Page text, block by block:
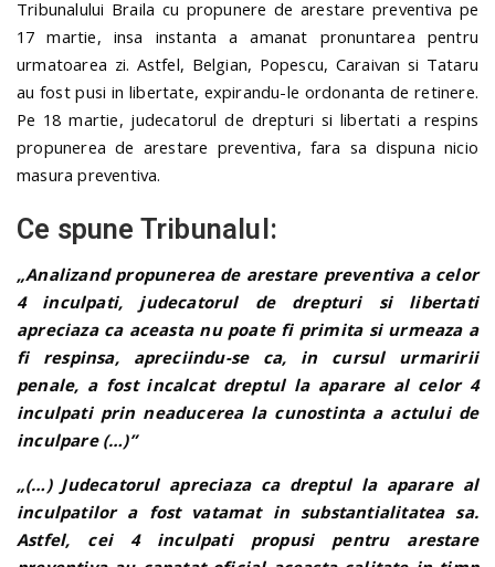
Tribunalului Braila cu propunere de arestare preventiva pe
17 martie, insa instanta a amanat pronuntarea pentru
urmatoarea zi. Astfel, Belgian, Popescu, Caraivan si Tataru
au fost pusi in libertate, expirandu-le ordonanta de retinere.
Pe 18 martie, judecatorul de drepturi si libertati a respins
propunerea de arestare preventiva, fara sa dispuna nicio
masura preventiva.
Ce spune Tribunalul:
„Analizand propunerea de arestare preventiva a celor
4 inculpati, judecatorul de drepturi si libertati
apreciaza ca aceasta nu poate fi primita si urmeaza a
fi respinsa, apreciindu-se ca, in cursul urmaririi
penale, a fost incalcat dreptul la aparare al celor 4
inculpati prin neaducerea la cunostinta a actului de
inculpare (…)”
„(…) Judecatorul apreciaza ca dreptul la aparare al
inculpatilor a fost vatamat in substantialitatea sa.
Astfel, cei 4 inculpati propusi pentru arestare